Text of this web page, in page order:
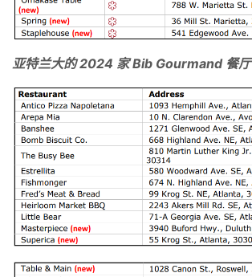
亚特兰大的 2024 家 Bib Gourmand 餐厅